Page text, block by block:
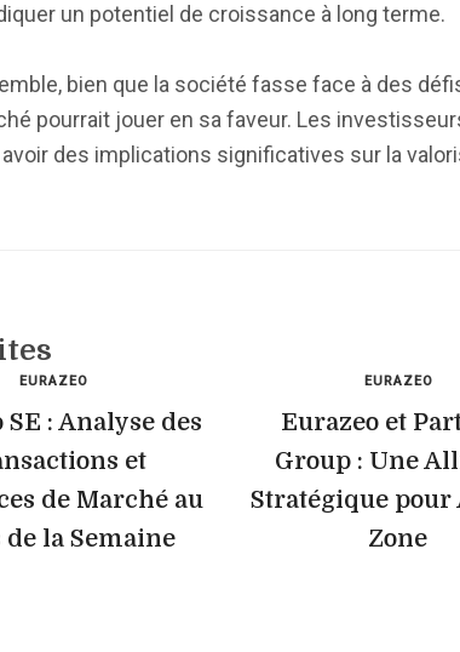
un potentiel de croissance à long terme.
bien que la société fasse face à des
pourrait jouer en sa faveur. Les
des implications significatives sur la
EURAZEO
SE : Analyse des
et
de Marché au
de la Semaine
EURAZEO
Eurazeo et
Group : Une
Stratégique pour
Zone